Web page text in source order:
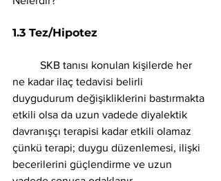
1.3 Tez/Hipotez
ne kadar ilaç tedavisi belirli
duygudurum değişikliklerini bastırmakta
etkili olsa da uzun vadede diyalektik
davranışçı terapisi kadar etkili olamaz
çünkü terapi; duygu düzenlemesi, ilişki
becerilerini güçlendirme ve uzun